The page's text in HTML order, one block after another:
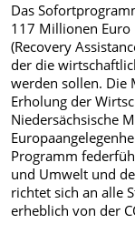
Das
117 Millionen Euro
(Recovery
der die
werden sollen. Die
Erholung der
Niedersächsische
Programm
und Umwelt und
richtet sich an alle
erheblich von der